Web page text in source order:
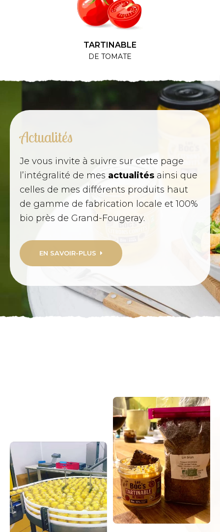
TARTINABLE
DE TOMATE
Actualités
Je vous invite à suivre sur cette page
l’intégralité de mes actualités ainsi que
celles de mes différents produits haut
de gamme de fabrication locale et 100%
bio près de Grand-Fougeray.
EN SAVOIR-PLUS